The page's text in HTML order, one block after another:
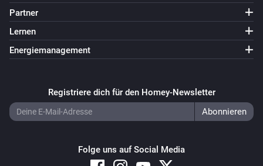
Partner
Lernen
Energiemanagement
Registriere dich für den Homey-Newsletter
Folge uns auf Social Media